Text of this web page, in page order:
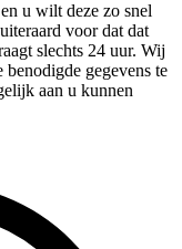
u wilt deze zo snel
voor dat dat
slechts 24 uur. Wij
gegevens te
aan u kunnen